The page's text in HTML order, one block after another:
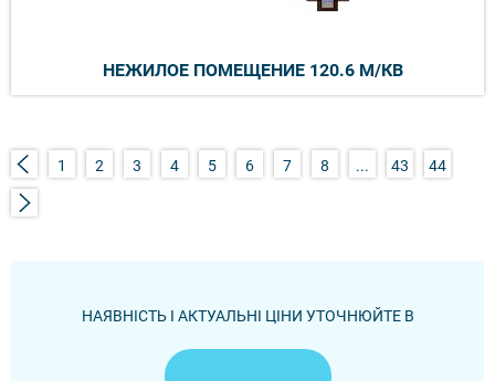
НЕЖИЛОЕ ПОМЕЩЕНИЕ 120.6 М/КВ
1 2 3 4 5 6 7 8 ... 43 44
НАЯВНІСТЬ І АКТУАЛЬНІ ЦІНИ УТОЧНЮЙТЕ В